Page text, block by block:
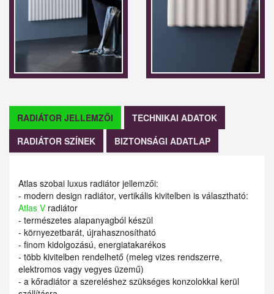
RADIÁTOR JELLEMZŐI
TECHNIKAI ADATOK
RADIÁTOR SZÍNEK
BIZTONSÁGI ADATLAP
Atlas szobai luxus radiátor jellemzői:
- modern design radiátor, vertikális kivitelben is választható:
Atlas V radiátor
- természetes alapanyagból készül
- környezetbarát, újrahasznosítható
- finom kidolgozású, energiatakarékos
- több kivitelben rendelhető (meleg vizes rendszerre,
elektromos vagy vegyes üzemű)
- a kőradiátor a szereléshez szükséges konzolokkal kerül